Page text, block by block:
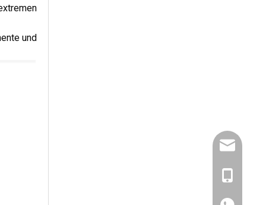
und
dlx-